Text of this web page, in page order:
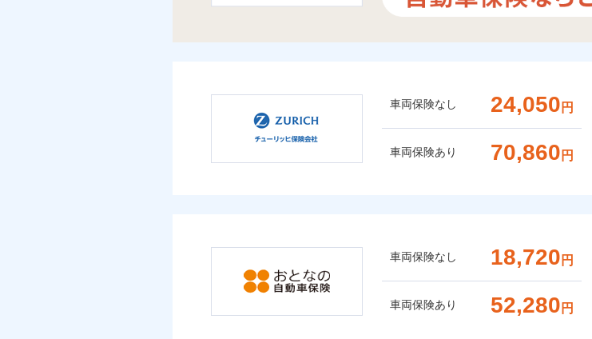
車両保険なし 24,050 円
車両保険あり 70,860 円
車両保険なし 18,720 円
車両保険あり 52,280 円